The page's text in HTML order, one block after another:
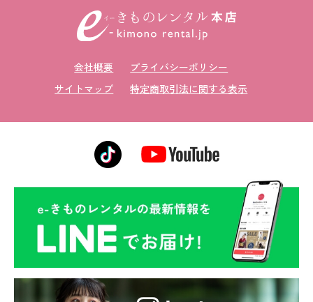
会社概要
プライバシーポリシー
サイトマップ
特定商取引法に関する表示